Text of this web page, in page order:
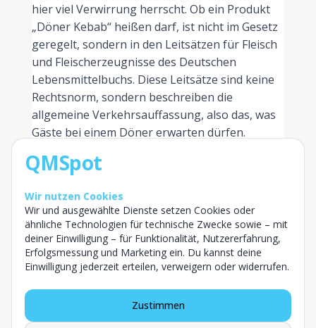
hier viel Verwirrung herrscht. Ob ein Produkt
„Döner Kebab“ heißen darf, ist nicht im Gesetz
geregelt, sondern in den Leitsätzen für Fleisch
und Fleischerzeugnisse des Deutschen
Lebensmittelbuchs. Diese Leitsätze sind keine
Rechtsnorm, sondern beschreiben die
allgemeine Verkehrsauffassung, also das, was
Gäste bei einem Döner erwarten dürfen.
Nach dieser Verkehrsauffassung besteht ein
Döner Kebab aus dünnen Fleischscheiben vom
Schaf und/oder Rind, die auf einen Drehspieß
gesteckt werden. Ein mitverarbeiteter
Hackfleischanteil ist zulässig, aber begrenzt.
Außer Salz, Gewürzen sowie gegebenenfalls
Eiern, Zwiebeln, Öl, Milch und Joghurt enthält
Weichst du davon ab, etwa durch Bindemittel
oder einen höheren Zerkleinerungsgrad, darf
QMSpot
Wir nutzen Cookies
Wir und ausgewählte Dienste setzen Cookies oder
ähnliche Technologien für technische Zwecke sowie – mit
deiner Einwilligung – für Funktionalität, Nutzererfahrung,
Erfolgsmessung und Marketing ein. Du kannst deine
Einwilligung jederzeit erteilen, verweigern oder widerrufen.
Zustimmen